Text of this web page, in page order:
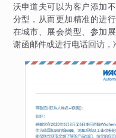
沃申道夫可以为客户添加
分型，从而更加精准的进
在城市、展会类型、参加
谢函邮件或进行电话回访，